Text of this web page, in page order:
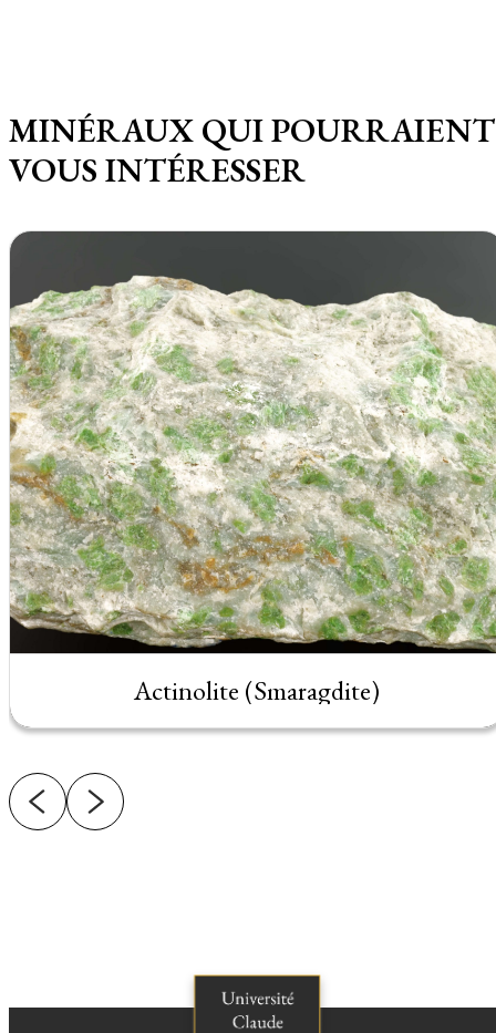
MINÉRAUX QUI POURRAIENT
VOUS INTÉRESSER
Actinolite (Smaragdite)